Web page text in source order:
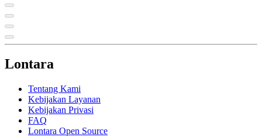
Lontara
Tentang Kami
Kebijakan Layanan
Kebijakan Privasi
FAQ
Lontara Open Source